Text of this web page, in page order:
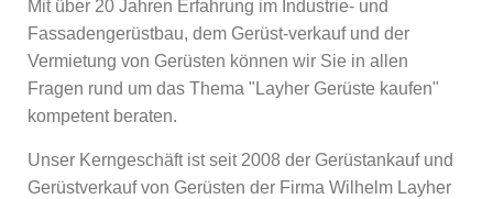
Mit über 20 Jahren Erfahrung im Industrie- und
Fassadengerüstbau, dem Gerüst-verkauf und der
Vermietung von Gerüsten können wir Sie in allen
Fragen rund um das Thema "Layher Gerüste kaufen"
kompetent beraten.
Unser Kerngeschäft ist seit 2008 der Gerüstankauf und
Gerüstverkauf von Gerüsten der Firma Wilhelm Layher